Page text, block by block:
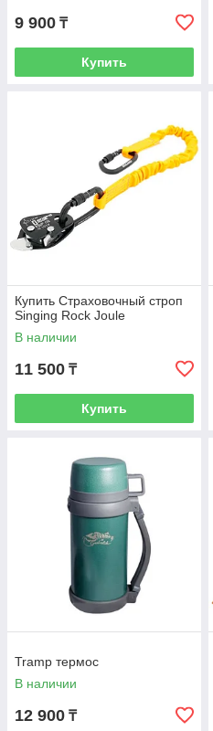
9 900 ₸
Купить
Купить Страховочный строп
Singing Rock Joule
В наличии
11 500 ₸
Купить
Tramp термос
В наличии
12 900 ₸